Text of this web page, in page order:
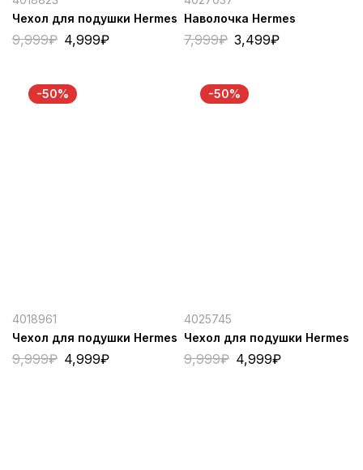
Чехол для подушки Hermes
9,999₽ 4,999₽
Наволочка Hermes
7,999₽ 3,499₽
-50%
4018961
Чехол для подушки Hermes
9,999₽ 4,999₽
-50%
4025745
Чехол для подушки Hermes
9,999₽ 4,999₽